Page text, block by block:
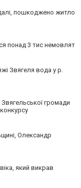
пошкоджено житло
понад 3 тис немовлят
Звягеля вода у р.
громади
Олександр
який викрав